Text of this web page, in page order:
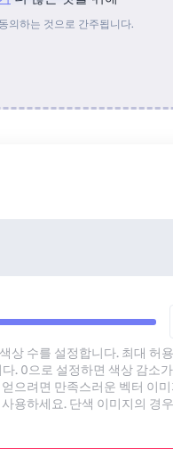
의하는 것으로 간주됩니다.
상 수를 설정합니다. 최대 허
. 0으로 설정하면 색상 감소
으려면 만족스러운 벡터 이
용하세요. 단색 이미지의 경